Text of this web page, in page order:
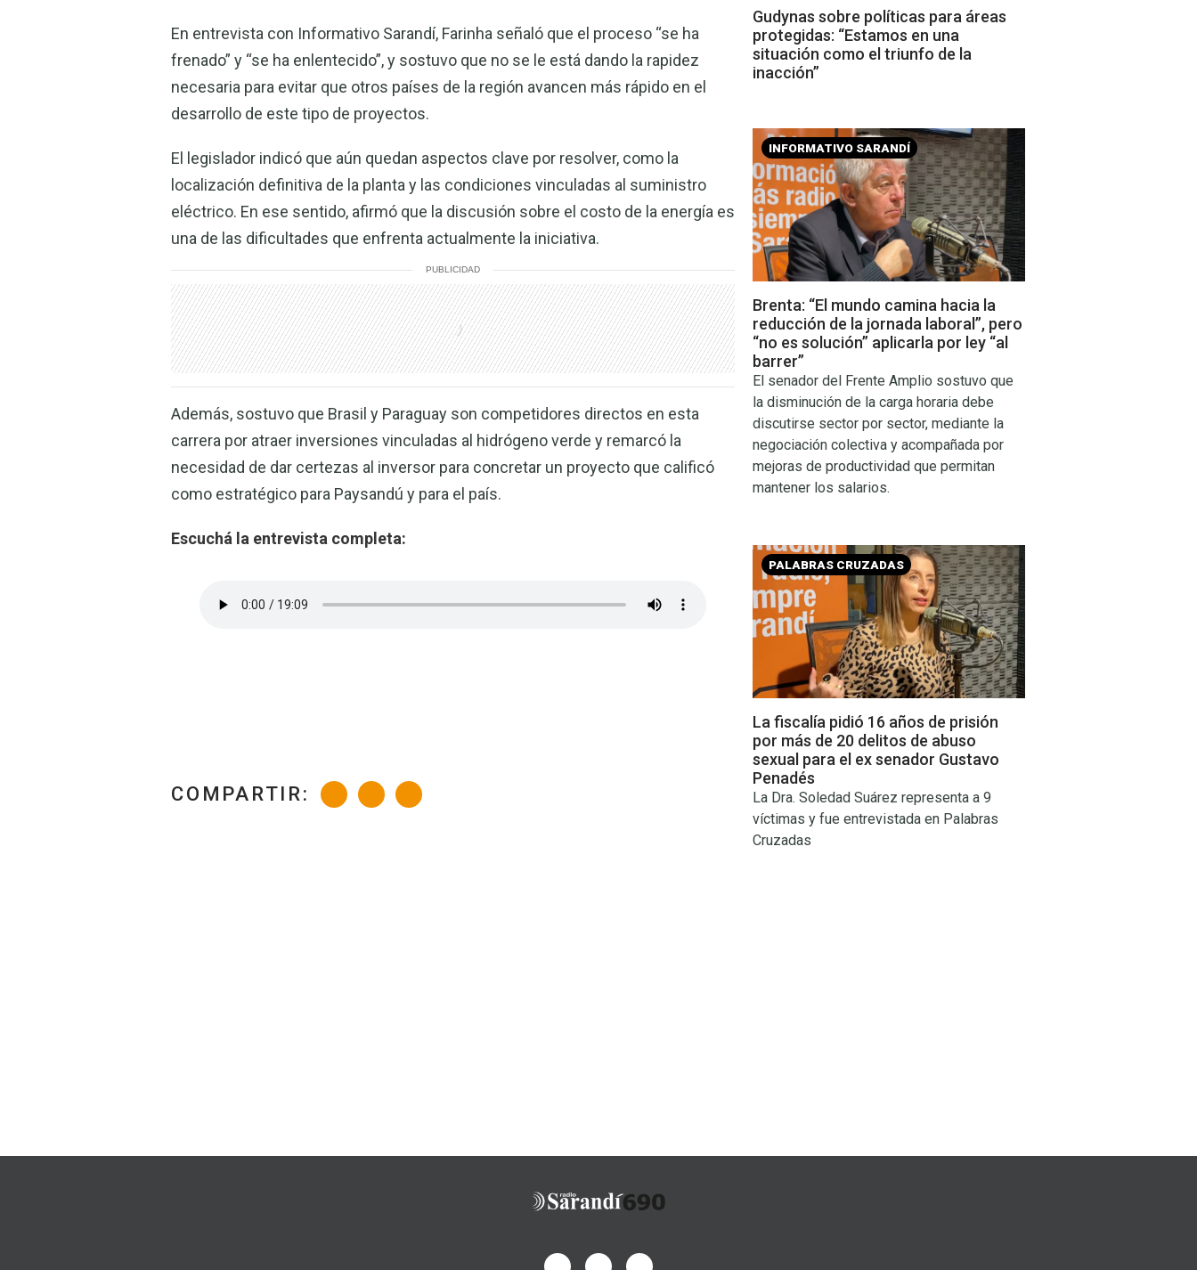
En entrevista con Informativo Sarandí, Farinha señaló que el proceso “se ha
frenado” y “se ha enlentecido”, y sostuvo que no se le está dando la rapidez
necesaria para evitar que otros países de la región avancen más rápido en el
desarrollo de este tipo de proyectos.
El legislador indicó que aún quedan aspectos clave por resolver, como la
localización definitiva de la planta y las condiciones vinculadas al suministro
eléctrico. En ese sentido, afirmó que la discusión sobre el costo de la energía es
una de las dificultades que enfrenta actualmente la iniciativa.
PUBLICIDAD
Además, sostuvo que Brasil y Paraguay son competidores directos en esta
carrera por atraer inversiones vinculadas al hidrógeno verde y remarcó la
necesidad de dar certezas al inversor para concretar un proyecto que calificó
como estratégico para Paysandú y para el país.
Escuchá la entrevista completa:
COMPARTIR:
Gudynas sobre políticas para áreas
protegidas: “Estamos en una
situación como el triunfo de la
inacción”
INFORMATIVO SARANDÍ
Brenta: “El mundo camina hacia la
reducción de la jornada laboral”, pero
“no es solución” aplicarla por ley “al
barrer”
El senador del Frente Amplio sostuvo que
la disminución de la carga horaria debe
discutirse sector por sector, mediante la
negociación colectiva y acompañada por
mejoras de productividad que permitan
mantener los salarios.
PALABRAS CRUZADAS
La fiscalía pidió 16 años de prisión
por más de 20 delitos de abuso
sexual para el ex senador Gustavo
Penadés
La Dra. Soledad Suárez representa a 9
víctimas y fue entrevistada en Palabras
Cruzadas